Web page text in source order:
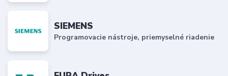
SIEMENS
Programovacie nástroje, priemyselné riadenie